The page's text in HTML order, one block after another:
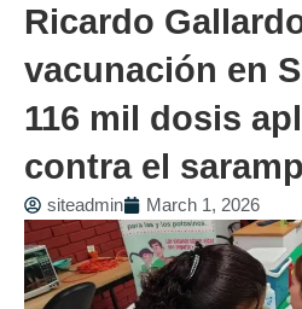
Ricardo
vacunación en
116 mil dosis
contra el
siteadmin March 1, 2026